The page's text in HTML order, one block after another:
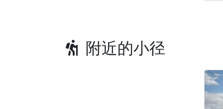
附近的小径